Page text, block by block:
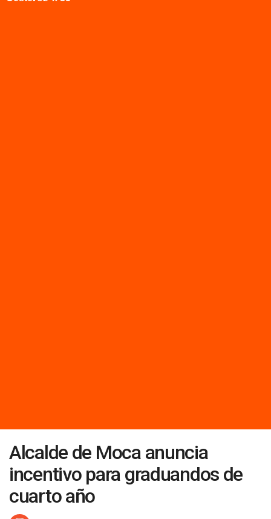
Alcalde de Moca anuncia
incentivo para graduandos de
cuarto año